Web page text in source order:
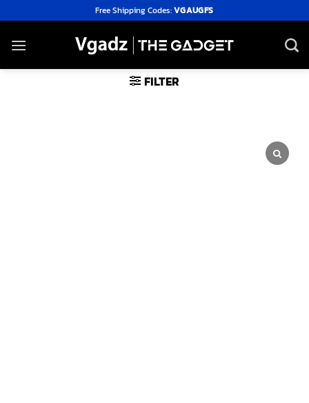
to
content
Free Shipping Codes:VGAUGFS
FILTER